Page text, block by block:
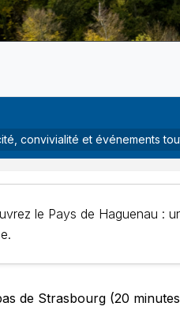
convivialité et événements
le Pays de Haguenau :
de Strasbourg (20